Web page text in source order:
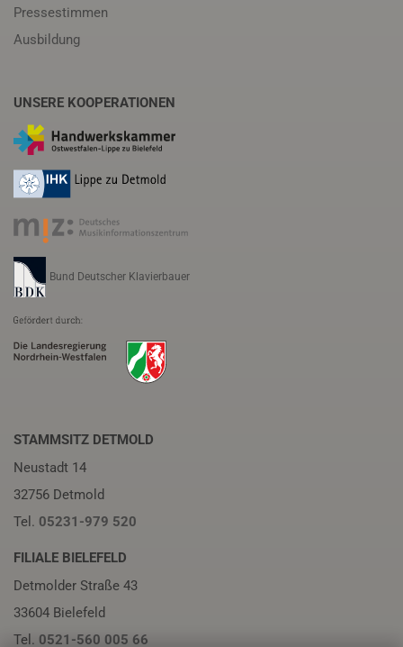
Pressestimmen
Ausbildung
UNSERE KOOPERATIONEN
Bund Deutscher Klavierbauer
STAMMSITZ DETMOLD
Neustadt 14
32756 Detmold
Tel. 05231-979 520
FILIALE BIELEFELD
Detmolder Straße 43
33604 Bielefeld
Tel. 0521-560 005 66